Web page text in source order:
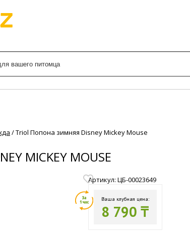
/Triol Попона зимняя Disney Mickey Mouse
MICKEY MOUSE
Артикул: ЦБ-00023649
Ваша клубная цена:
8 790 ₸